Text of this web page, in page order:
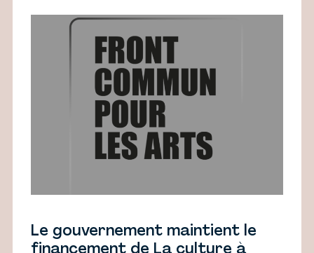
Le gouvernement maintient le
financement de La culture à